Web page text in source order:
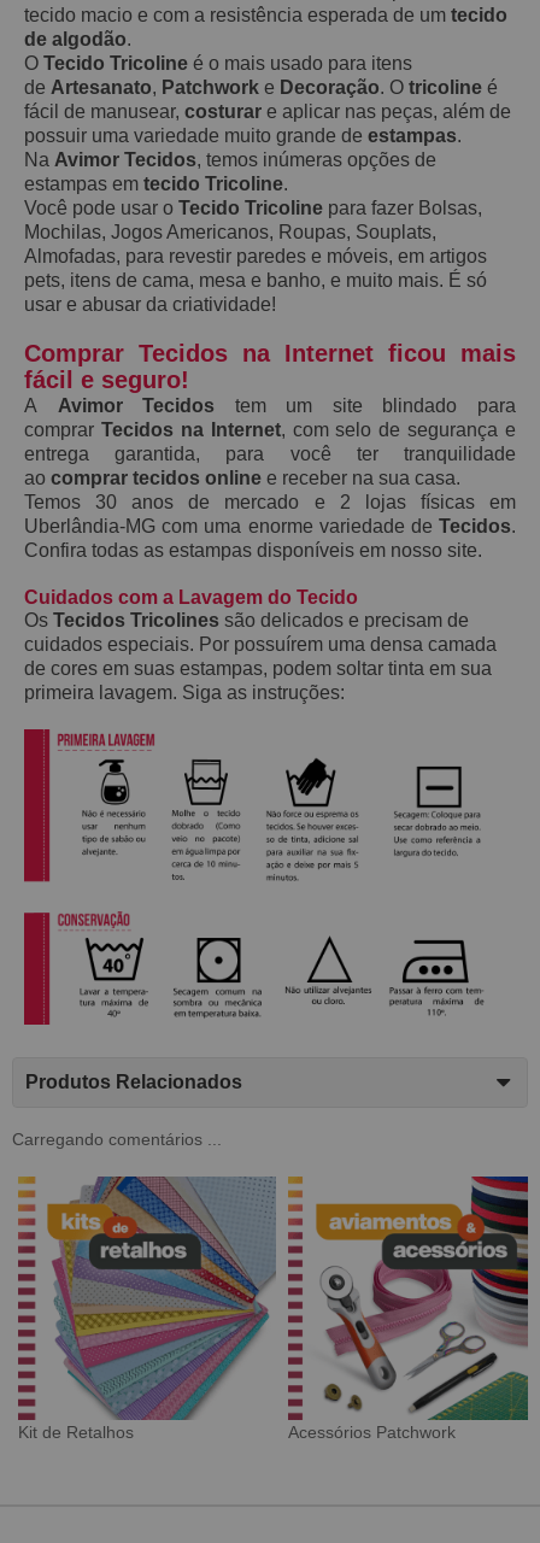
tecido macio e com a resistência esperada de um tecido
de algodão.
O Tecido Tricoline é o mais usado para itens
de Artesanato, Patchwork e Decoração. O tricoline é
fácil de manusear, costurar e aplicar nas peças, além de
possuir uma variedade muito grande de estampas.
Na Avimor Tecidos, temos inúmeras opções de
estampas em tecido Tricoline.
Você pode usar o Tecido Tricoline para fazer Bolsas,
Mochilas, Jogos Americanos, Roupas, Souplats,
Almofadas, para revestir paredes e móveis, em artigos
pets, itens de cama, mesa e banho, e muito mais. É só
usar e abusar da criatividade!
Comprar Tecidos na Internet ficou mais
fácil e seguro!
A Avimor Tecidos tem um site blindado para
comprar Tecidos na Internet, com selo de segurança e
entrega garantida, para você ter tranquilidade
ao comprar tecidos online e receber na sua casa.
Temos 30 anos de mercado e 2 lojas físicas em
Uberlândia-MG com uma enorme variedade de Tecidos.
Confira todas as estampas disponíveis em nosso site.
Cuidados com a Lavagem do Tecido
Os Tecidos Tricolines são delicados e precisam de
cuidados especiais. Por possuírem uma densa camada
de cores em suas estampas, podem soltar tinta em sua
primeira lavagem. Siga as instruções:
Produtos Relacionados
Carregando comentários ...
Tecido Digital Sarja Impermeável